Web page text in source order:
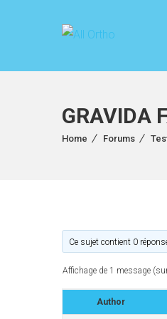
GRAVIDA
Home Forums
Ce sujet contient 0
Affichage de 1 message
Author